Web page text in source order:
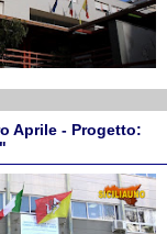
Aprile - Progetto: